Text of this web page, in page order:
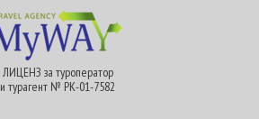
ЛИЦЕНЗ за туроператор
и турагент № РК-01-7582